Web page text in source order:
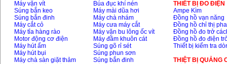
Máy vặn vít
Súng bắn keo
Súng bắn đinh
Máy cắt cỏ
Máy tỉa hàng rào
Motor động cơ điện
Máy hút ẩm
Máy hút bụi
Máy chà sàn giặt thảm
Búa đục khí nén
Máy mài dũa hơi
Máy chà nhám
Máy cưa máy cắt
Máy vặn bu lông ốc vít
Máy đầm khuôn cát
Súng gõ rỉ sét
Súng phun sơn
Súng bắn đinh
THIÊT BỊ ĐO ĐIỆN
Ampe Kìm
Đồng hồ vạn năng
Đồng hồ chỉ thị pha
Đồng hồ đo trở
Đồng hồ đo điện
Thiết bị kiểm tra
THIỆT BỊ QUẢNG